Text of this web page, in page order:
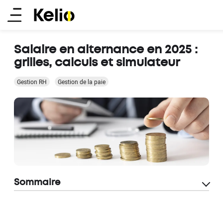
Aller
auMain
Salaire en alternance en 2025 :
grilles, calculs et simulateur
Gestion RH Gestion de la paie
Sommaire